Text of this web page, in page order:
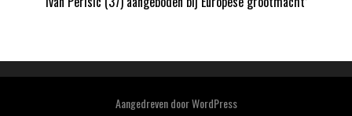
Aangedreven doorWordPress